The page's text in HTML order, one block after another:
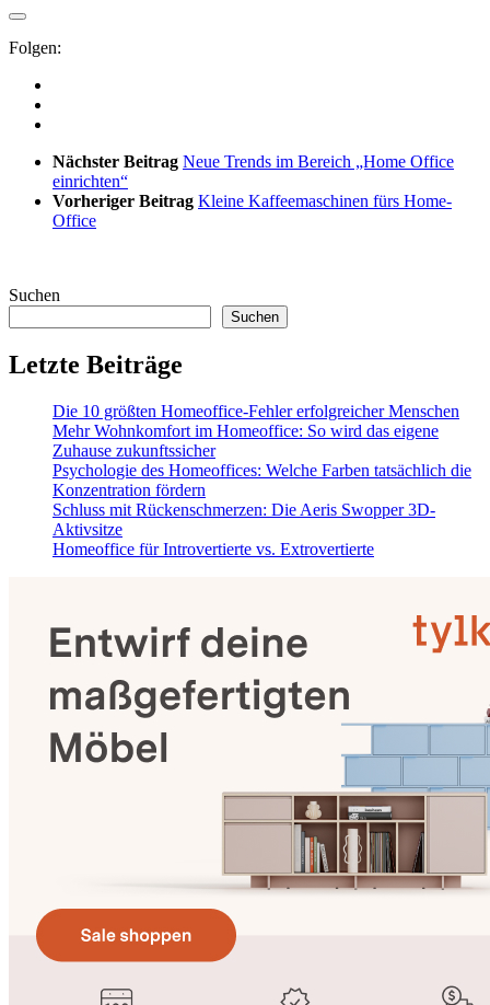
Folgen:
Nächster Beitrag Neue Trends im Bereich „Home Office
einrichten“
Vorheriger Beitrag Kleine Kaffeemaschinen fürs Home-
Office
Suchen
Suchen
Letzte Beiträge
Die 10 größten Homeoffice-Fehler erfolgreicher Menschen
Mehr Wohnkomfort im Homeoffice: So wird das eigene
Zuhause zukunftssicher
Psychologie des Homeoffices: Welche Farben tatsächlich die
Konzentration fördern
Schluss mit Rückenschmerzen: Die Aeris Swopper 3D-
Aktivsitze
Homeoffice für Introvertierte vs. Extrovertierte